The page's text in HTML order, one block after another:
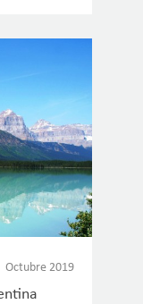
Octubre 2019